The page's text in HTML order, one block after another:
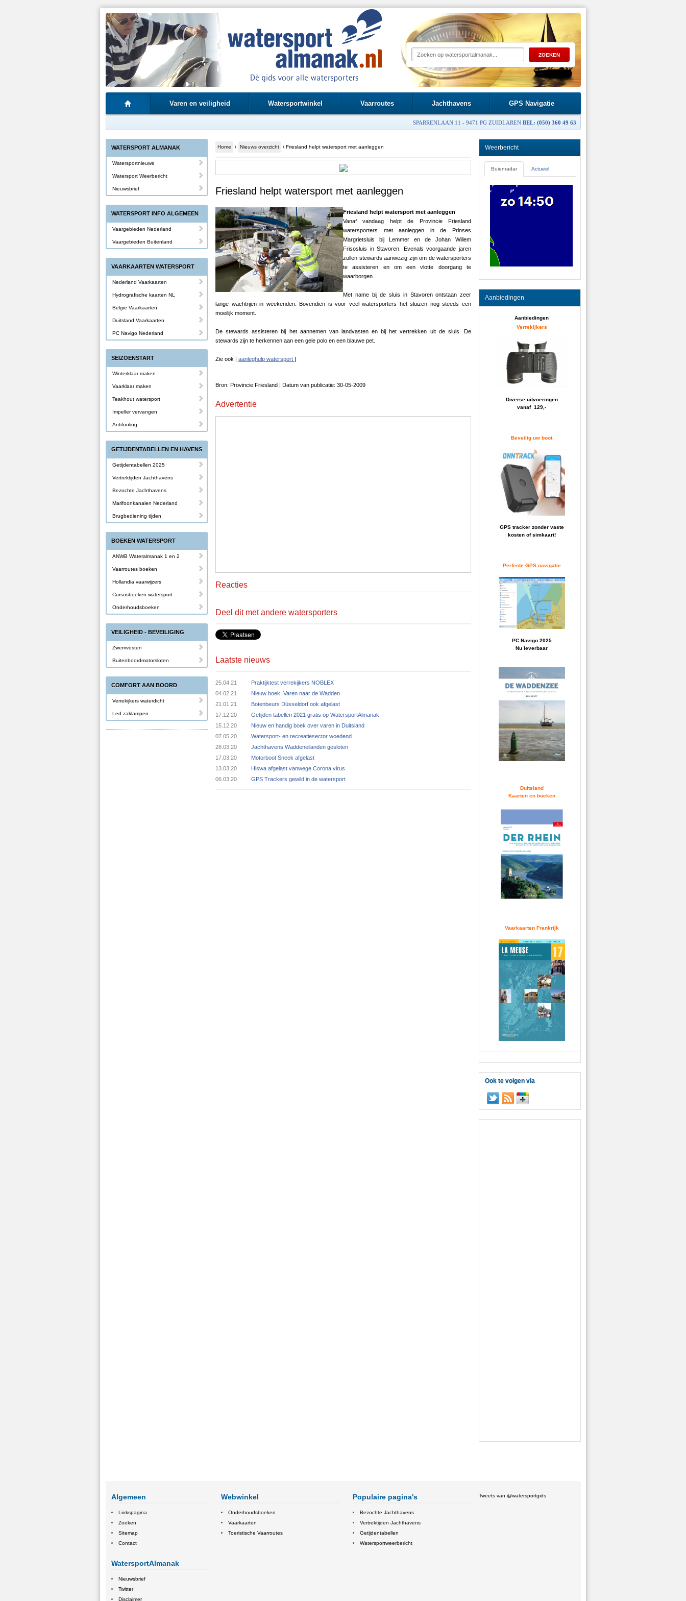
Varen en veiligheid Watersportwinkel Vaarroutes Jachthavens GPS Navigatie
SPARRENLAAN 11 - 9471 PG ZUIDLAREN BEL: (050) 360 49 63
Home \ Nieuws overzicht \ Friesland helpt watersport met aanleggen
Friesland helpt watersport met aanleggen
Friesland helpt watersport met aanleggen
Vanaf vandaag helpt de Provincie Friesland
watersporters met aanleggen in de Prinses
Margrietsluis bij Lemmer en de Johan Willem
Frisosluis in Stavoren. Evenals voorgaande jaren
zullen stewards aanwezig zijn om de watersporters
te assisteren en om een vlotte doorgang te
waarborgen.
Met name bij de sluis in Stavoren ontstaan zeer
lange wachtrijen in weekenden. Bovendien is voor veel watersporters het sluizen nog steeds een
moeilijk moment.
De stewards assisteren bij het aannemen van landvasten en bij het vertrekken uit de sluis. De
stewards zijn te herkennen aan een gele polo en een blauwe pet.
Zie ook | aanleghulp watersport |
Bron: Provincie Friesland | Datum van publicatie: 30-05-2009
Advertentie
Reacties
Deel dit met andere watersporters
Laatste nieuws
25.04.21
Praktijktest verrekijkers NOBLEX
04.02.21
Nieuw boek: Varen naar de Wadden
21.01.21
Botenbeurs Düsseldorf ook afgelast
17.12.20
Getijden tabellen 2021 gratis op WatersportAlmanak
15.12.20
Nieuw en handig boek over varen in Duitsland
07.05.20
Watersport- en recreatiesector woedend
28.03.20
Jachthavens Waddeneilanden gesloten
17.03.20
Motorboot Sneek afgelast
13.03.20
Hiswa afgelast vanwege Corona virus
06.03.20
GPS Trackers gewild in de watersport
Weerbericht
Buienradar Actueel
Aanbiedingen
Aanbiedingen
Verrekijkers
Diverse uitvoeringen
vanaf 129,-
Beveilig uw boot
GPS tracker zonder vaste
kosten of simkaart!
Perfecte GPS navigatie
PC Navigo 2025
Nu leverbaar
Duitsland
Kaarten en boeken
Vaarkaarten Frankrijk
Ook te volgen via
WATERSPORT ALMANAK
Watersportnieuws
Watersport Weerbericht
Nieuwsbrief
WATERSPORT INFO ALGEMEEN
Vaargebieden Nederland
Vaargebieden Buitenland
VAARKAARTEN WATERSPORT
Nederland Vaarkaarten
Hydrografische kaarten NL
België Vaarkaarten
Duitsland Vaarkaarten
PC Navigo Nederland
SEIZOENSTART
Winterklaar maken
Vaarklaar maken
Teakhout watersport
Impeller vervangen
Antifouling
GETIJDENTABELLEN EN HAVENS
Getijdentabellen 2025
Vertrektijden Jachthavens
Bezochte Jachthavens
Marifoonkanalen Nederland
Brugbediening tijden
BOEKEN WATERSPORT
ANWB Wateralmanak 1 en 2
Vaarroutes boeken
Hollandia vaarwijzers
Cursusboeken watersport
Onderhoudsboeken
VEILIGHEID - BEVEILIGING
Zwemvesten
Buitenboordmotorsloten
COMFORT AAN BOORD
Verrekijkers waterdicht
Led zaklampen
Algemeen
Linkspagina
Zoeken
Sitemap
Contact
WatersportAlmanak
Nieuwsbrief
Twitter
Disclaimer
Webwinkel
Onderhoudsboeken
Vaarkaarten
Toeristische Vaarroutes
Populaire pagina's
Bezochte Jachthavens
Vertrektijden Jachthavens
Getijdentabellen
Watersportweerbericht
Tweets van @watersportgids